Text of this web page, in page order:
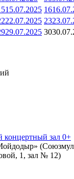
15.07.2025 16
22.07.2025 23
29.07.2025 30
концертный зал 0+
1, зал № 12)